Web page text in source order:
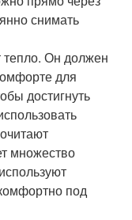
снимать
тепло. Он должен
для
достигнуть
множество
под